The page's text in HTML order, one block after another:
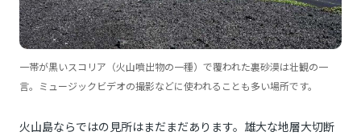
一帯が黒いスコリア（火山噴出物の一種）で覆われた裏砂漠は壮観の一
言。ミュージックビデオの撮影などに使われることも多い場所です。
火山島ならではの見所はまだまだあります。雄大な地層大切断